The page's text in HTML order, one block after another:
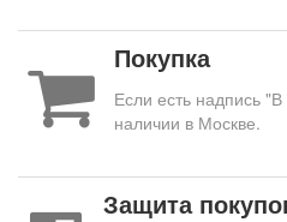
Покупка
Если есть надпись "В
наличии в Москве.
Защита